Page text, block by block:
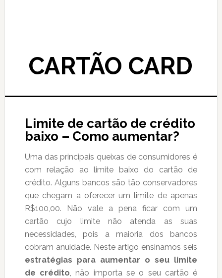
CARTÃO CARD
Limite de cartão de crédito
baixo – Como aumentar?
Uma das principais queixas de consumidores é
com relação ao limite baixo do cartão de
crédito. Alguns bancos são tão conservadores
que chegam a oferecer um limite de apenas
R$100,00. Não vale a pena ficar com um
cartão cujo limite não atenda as suas
necessidades, pois a maioria dos bancos
cobram anuidade. Neste artigo ensinamos seis
estratégias para aumentar o seu limite
de crédito, não importa se o seu cartão é